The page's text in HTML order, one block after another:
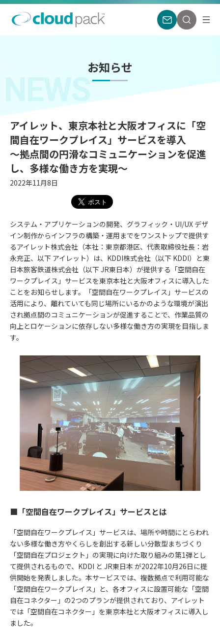
お知らせ
NEWS
アイレット、東京本社と大阪オフィスに「空
間自在ワークプレイス」サービスを導入
〜拠点間の円滑なコミュニケーションを促進
し、多様な働き方を実現〜
2022年11月8日
システム・アプリケーションの開発、グラフィック・UI/UX デザ
イン制作からインフラの構築・運用までをワンストップで提供す
るアイレット株式会社（本社：東京都港区、代表取締役社長：岩
永充正、以下 アイレット）は、KDDI株式会社（以下 KDDI）と東
日本旅客鉄道株式会社（以下 JR東日本）が提供する「空間自在
ワークプレイス」サービスを東京本社と大阪オフィスに導入した
ことをお知らせします。「空間自在ワークプレイス」サービスの
活用により、離れていても同じ場所にいるかのような環境が演出
され拠点間のコミュニケーションが促進することで、作業品質の
向上とロケーションに依存しない多様な働き方の実現を目指しま
す。
■「空間自在ワークプレイス」サービスとは
「空間自在ワークプレイス」サービスは、場所や時間にとらわれ
ない多様な働き方やくらしを創出する新しい分散型まちづくり
「空間自在プロジェクト」の実現に向けた取り組みの第1弾とし
て提供されるもので、KDDI と JR東日本 が2022年10月26日に提
供開始を発表しました。本サービスでは、複数拠点で利用可能な
「空間自在ワークプレイス」と、各オフィスに設置可能な「空間
自在コネクター」の2つのプランが提供されており、アイレット
では「空間自在コネクター」を東京本社と大阪オフィスに導入し
ました。